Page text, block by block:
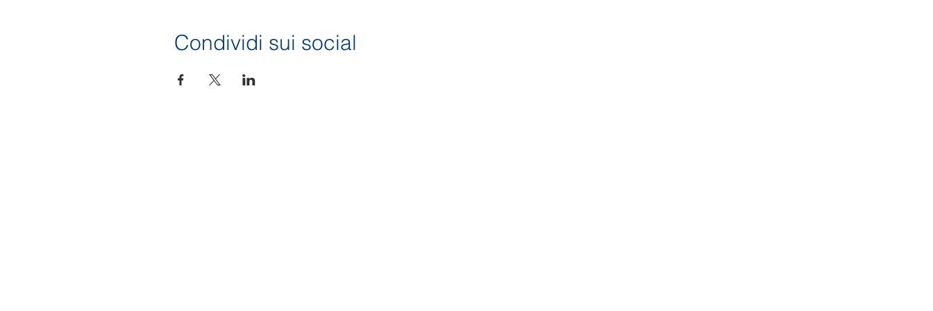
Condividi sui social